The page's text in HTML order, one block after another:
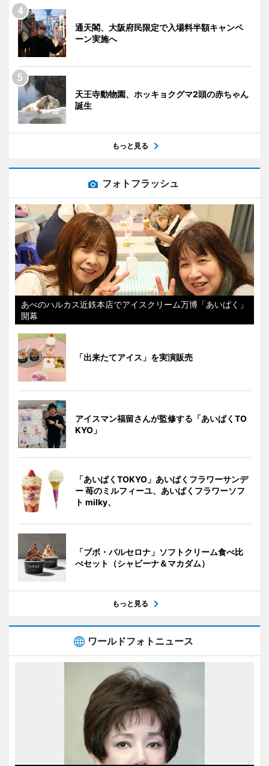
通天閣、大阪府民限定で入場料半額キャンペ
ーン実施へ
天王寺動物園、ホッキョクグマ2頭の赤ちゃん
誕生
もっと見る
フォトフラッシュ
あべのハルカス近鉄本店でアイスクリーム万博「あいぱく」
開幕
「出来たてアイス」を実演販売
アイスマン福留さんが監修する「あいぱくTO
KYO」
「あいぱくTOKYO」あいぱくフラワーサンデ
ー 苺のミルフィーユ、あいぱくフラワーソフ
ト milky、
「ブボ・バルセロナ」ソフトクリーム食べ比
べセット（シャビーナ＆マカダム）
もっと見る
ワールドフォトニュース